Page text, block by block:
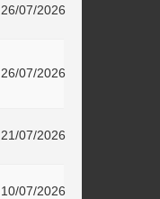
26/07/2026
26/07/2026
21/07/2026
10/07/2026